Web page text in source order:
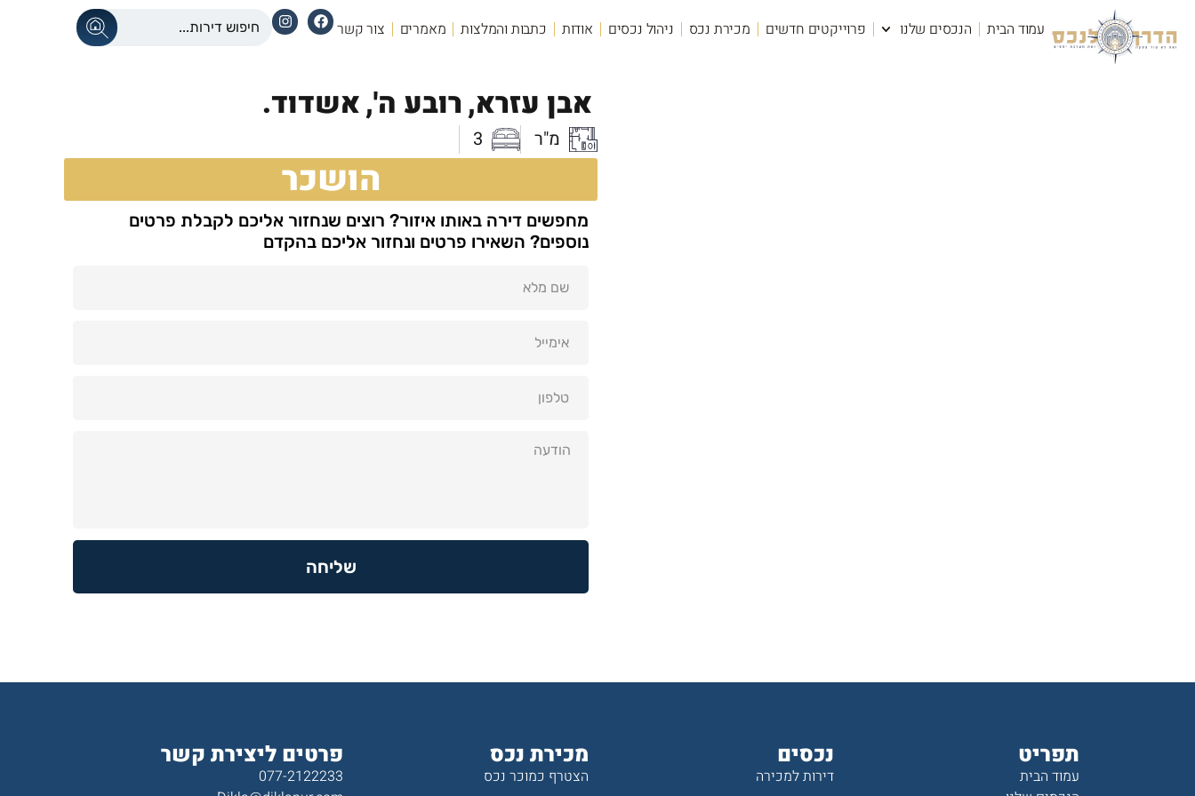
עמוד הבית הנכסים שלנו פרוייקטים חדשים מכירת נכס ניהול נכסים אודות כתבות והמלצות מאמרים צור קשר
אבן עזרא,רובע ה',אשדוד.
מ"ר 3
הושכר
מחפשים דירה באותו איזור? רוצים שנחזור אליכם לקבלת פרטים
נוספים? השאירו פרטים ונחזור אליכם בהקדם
שליחה
תפריט
עמוד הבית
נכסים
דירות למכירה
מכירת נכס
הצטרף כמוכר נכס
פרטים ליצירת קשר
077-2122233